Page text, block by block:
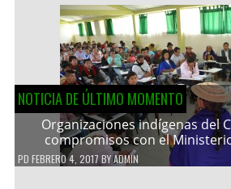
NOTICIA DE ÚLTIMO MOMENTO
Organizaciones indígenas del
compromisos con el
PD FEBRERO 4, 2017 BYADMIN